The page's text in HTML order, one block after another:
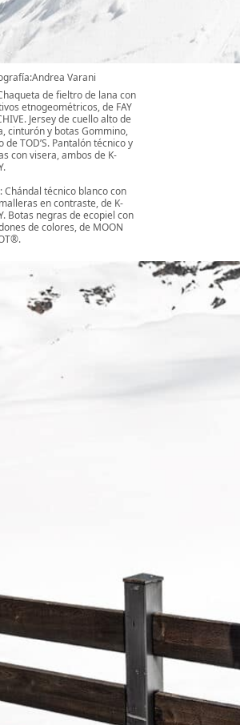
Varani
de fieltro de lana con
etnogeométricos, de FAY
Jersey de cuello alto de
cinturón y botas Gommino,
de TOD’S. Pantalón técnico y
con visera, ambos de K-
Chándal técnico blanco con
en contraste, de K-
Botas negras de ecopiel con
de colores, de MOON